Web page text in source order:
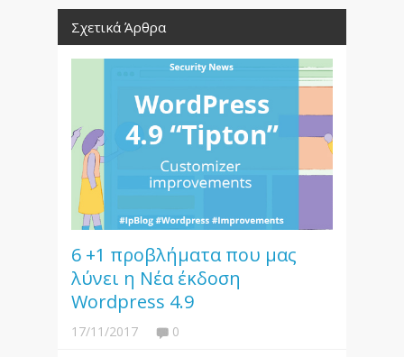
Σχετικά Άρθρα
6 +1 προβλήματα που μας
λύνει η Νέα έκδοση
Wordpress 4.9
17/11/2017 0